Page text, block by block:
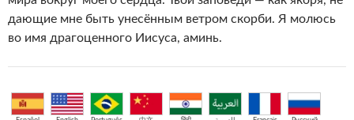
дающие мне быть унесённым ветром скорби. Я молюсь
во имя драгоценного Иисуса, аминь.